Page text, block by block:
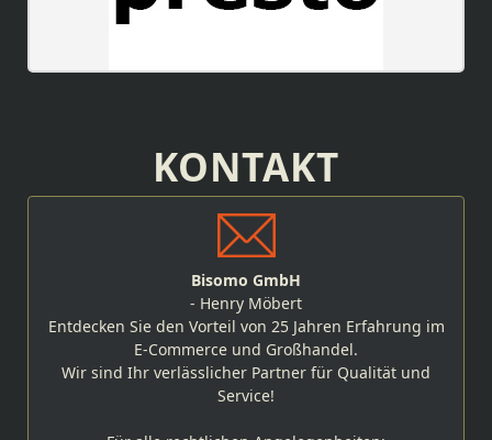
KONTAKT
Bisomo GmbH
- Henry Möbert
Entdecken Sie den Vorteil von 25 Jahren Erfahrung im
E-Commerce und Großhandel.
Wir sind Ihr verlässlicher Partner für Qualität und
Service!